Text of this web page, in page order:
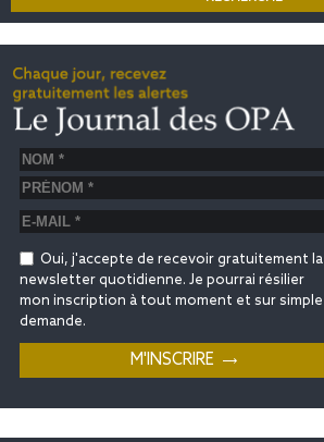
Oui, j'accepte de recevoir gratuitement la
newsletter quotidienne. Je pourrai résilier
mon inscription à tout moment et sur simple
demande.